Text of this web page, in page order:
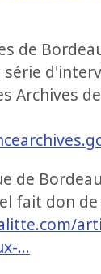
de
série
Archives
de
fait don de
…